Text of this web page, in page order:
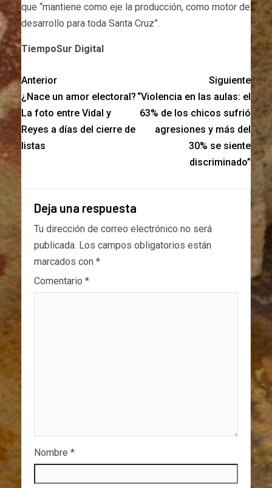
que “mantiene como eje la producción, como motor de
desarrollo para toda Santa Cruz”.
TiempoSur Digital
Anterior
¿Nace un amor electoral?
La foto entre Vidal y
Reyes a días del cierre de
listas
Siguiente
“Violencia en las aulas: el
63% de los chicos sufrió
agresiones y más del
30% se siente
discriminado”
Deja una respuesta
Tu dirección de correo electrónico no será
publicada. Los campos obligatorios están
marcados con *
Comentario *
Nombre *